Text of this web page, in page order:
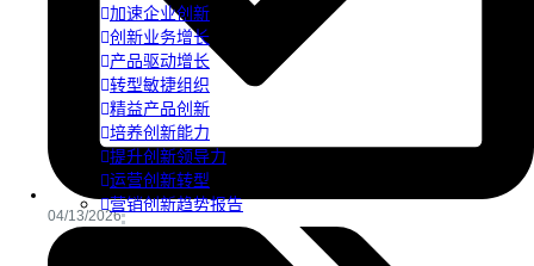
加速企业创新
创新业务增长
产品驱动增长
转型敏捷组织
精益产品创新
培养创新能力
提升创新领导力
运营创新转型
营销创新趋势报告
04/13/2026